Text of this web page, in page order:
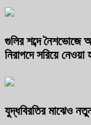
গুলির শব্দে নৈশভোজে
নিরাপদে সরিয়ে নেওয়া
যুদ্ধবিরতির মাঝেও